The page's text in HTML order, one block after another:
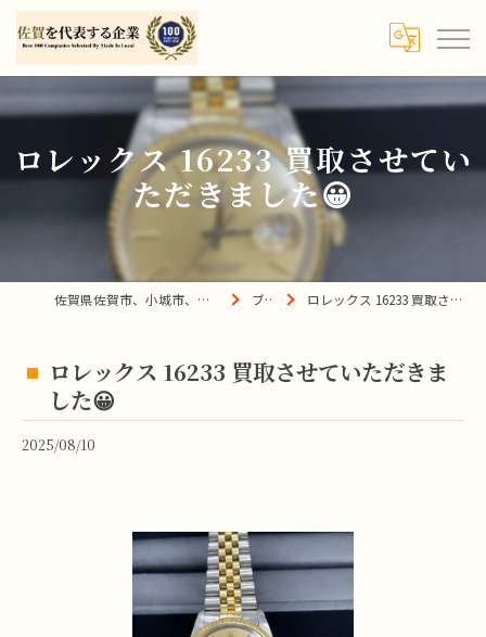
ロレックス 16233 買取させてい
ただきました😀
佐賀県佐賀市、小城市、杵島郡の買取は宝の蔵へ ブログ ロレックス 16233 買取させていただきました😀
ロレックス 16233 買取させていただきま
した😀
2025/08/10